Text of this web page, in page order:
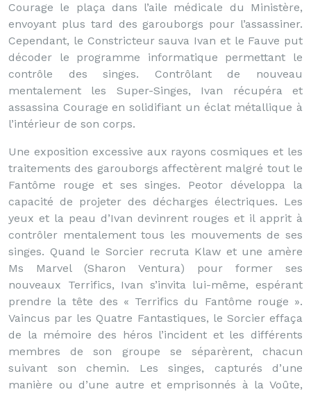
Courage le plaça dans l’aile médicale du Ministère,
envoyant plus tard des garouborgs pour l’assassiner.
Cependant, le Constricteur sauva Ivan et le Fauve put
décoder le programme informatique permettant le
contrôle des singes. Contrôlant de nouveau
mentalement les Super-Singes, Ivan récupéra et
assassina Courage en solidifiant un éclat métallique à
l’intérieur de son corps.
Une exposition excessive aux rayons cosmiques et les
traitements des garouborgs affectèrent malgré tout le
Fantôme rouge et ses singes. Peotor développa la
capacité de projeter des décharges électriques. Les
yeux et la peau d’Ivan devinrent rouges et il apprit à
contrôler mentalement tous les mouvements de ses
singes. Quand le Sorcier recruta Klaw et une amère
Ms Marvel (Sharon Ventura) pour former ses
nouveaux Terrifics, Ivan s’invita lui-même, espérant
prendre la tête des « Terrifics du Fantôme rouge ».
Vaincus par les Quatre Fantastiques, le Sorcier effaça
de la mémoire des héros l’incident et les différents
membres de son groupe se séparèrent, chacun
suivant son chemin. Les singes, capturés d’une
manière ou d’une autre et emprisonnés à la Voûte,